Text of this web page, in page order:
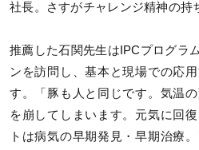
社長。さすがチャレンジ精神の持
推薦した石関先生はIPCプログラ
ンを訪問し、基本と現場での応
す。「豚も人と同じです。気温
を崩してしまいます。元気に回
トは病気の早期発見・早期治療